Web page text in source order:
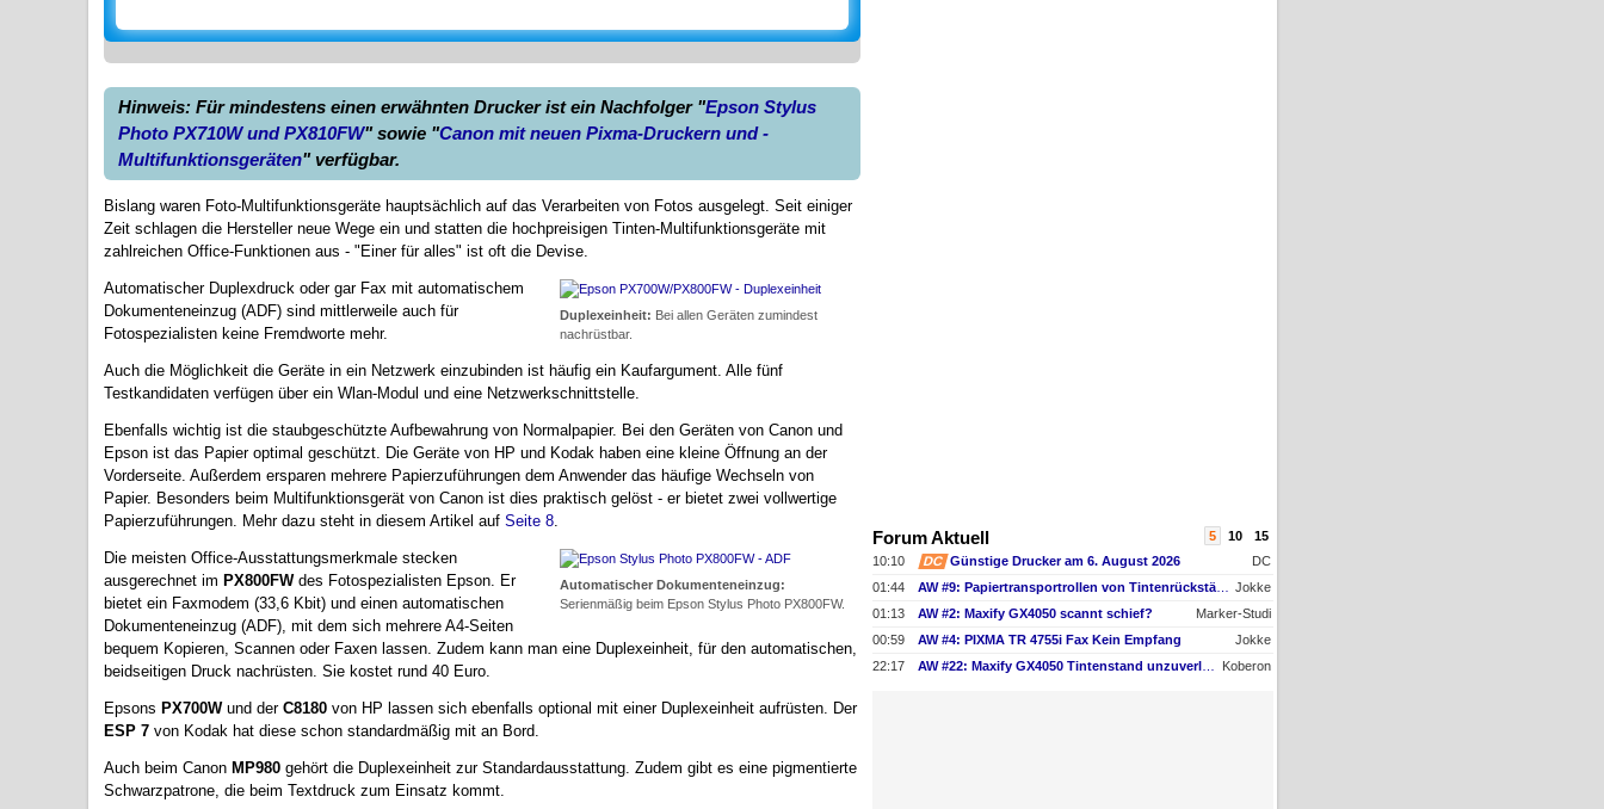
Hinweis: Für mindestens einen erwähnten Drucker ist ein Nachfolger "Epson Stylus
Photo PX710W und PX810FW" sowie "Canon mit neuen Pixma-Druckern und -
Multifunktionsgeräten" verfügbar.
Bislang waren Foto-Multifunktionsgeräte hauptsächlich auf das Verarbeiten von Fotos ausgelegt. Seit einiger
Zeit schlagen die Hersteller neue Wege ein und statten die hochpreisigen Tinten-Multifunktionsgeräte mit
zahlreichen Office-Funktionen aus - "Einer für alles" ist oft die Devise.
Duplexeinheit: Bei allen Geräten zumindest
nachrüstbar.
Automatischer Duplexdruck oder gar Fax mit automatischem
Dokumenteneinzug (ADF) sind mittlerweile auch für
Fotospezialisten keine Fremdworte mehr.
Auch die Möglichkeit die Geräte in ein Netzwerk einzubinden ist häufig ein Kaufargument. Alle fünf
Testkandidaten verfügen über ein Wlan-Modul und eine Netzwerkschnittstelle.
Ebenfalls wichtig ist die staubgeschützte Aufbewahrung von Normalpapier. Bei den Geräten von Canon und
Epson ist das Papier optimal geschützt. Die Geräte von HP und Kodak haben eine kleine Öffnung an der
Vorderseite. Außerdem ersparen mehrere Papierzuführungen dem Anwender das häufige Wechseln von
Papier. Besonders beim Multifunktionsgerät von Canon ist dies praktisch gelöst - er bietet zwei vollwertige
Papierzuführungen. Mehr dazu steht in diesem Artikel auf Seite 8.
Automatischer Dokumenteneinzug:
Serienmäßig beim Epson Stylus Photo PX800FW.
Die meisten Office-Ausstattungsmerkmale stecken
ausgerechnet im PX800FWdes Fotospezialisten Epson. Er
bietet ein Faxmodem (33,6 Kbit) und einen automatischen
Dokumenteneinzug (ADF), mit dem sich mehrere A4-Seiten
bequem Kopieren, Scannen oder Faxen lassen. Zudem kann man eine Duplexeinheit, für den automatischen,
beidseitigen Druck nachrüsten. Sie kostet rund 40 Euro.
Epsons PX700Wund der C8180 von HP lassen sich ebenfalls optional mit einer Duplexeinheit aufrüsten. Der
ESP 7 von Kodak hat diese schon standardmäßig mit an Bord.
Auch beim Canon MP980 gehört die Duplexeinheit zur Standardausstattung. Zudem gibt es eine pigmentierte
Schwarzpatrone, die beim Textdruck zum Einsatz kommt.
Forum Aktuell 5 10
15
10:10
DC Günstige Drucker am 6. August 2026
DC
01:44
Jokke
01:13
AW #2: Maxify GX4050 scannt schief?
Marker-Studi
00:59
AW #4: PIXMA TR 4755i Fax Kein Empfang
Jokke
22:17
Koberon